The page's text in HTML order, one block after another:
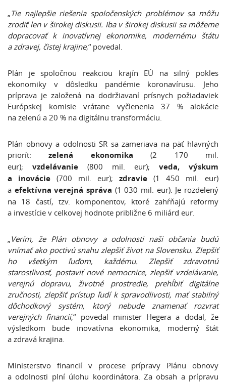
„Tie najlepšie riešenia spoločenských problémov sa môžu
zrodiť len v širokej diskusii. Iba v širokej diskusii sa môžeme
dopracovať k inovatívnej ekonomike, modernému štátu
a zdravej, čistej krajine,“ povedal.
Plán je spoločnou reakciou krajín EÚ na silný pokles
ekonomiky v dôsledku pandémie koronavírusu. Jeho
príprava je založená na dodržiavaní prísnych požiadaviek
Európskej komisie vrátane vyčlenenia 37 % alokácie
na zelenú a 20 % na digitálnu transformáciu.
Plán obnovy a odolnosti SR sa zameriava na päť hlavných
priorít:zelená ekonomika (2 170 mil.
eur); vzdelávanie (800 mil. eur); veda, výskum
a inovácie (700 mil. eur); zdravie (1 450 mil. eur)
a efektívna verejná správa (1 030 mil. eur). Je rozdelený
na 18 častí, tzv. komponentov, ktoré zahŕňajú reformy
a investície v celkovej hodnote približne 6 miliárd eur.
„Verím, že Plán obnovy a odolnosti naši občania budú
vnímať ako poctivú snahu zlepšiť život na Slovensku. Zlepšiť
ho všetkým ľuďom, každému. Zlepšiť zdravotnú
starostlivosť, postaviť nové nemocnice, zlepšiť vzdelávanie,
verejnú dopravu, životné prostredie, prehĺbiť digitálne
zručnosti, zlepšiť prístup ľudí k spravodlivosti, mať stabilný
dôchodkový systém, ktorý nebude znamenať rozvrat
verejných financií,“ povedal minister Hegera a dodal, že
výsledkom bude inovatívna ekonomika, moderný štát
a zdravá krajina.
Ministerstvo financií v procese prípravy Plánu obnovy
a odolnosti plní úlohu koordinátora. Za obsah a prípravu